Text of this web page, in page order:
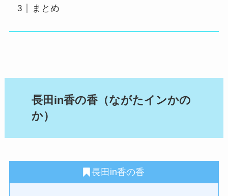
まとめ
長田in香の香（ながたインかの
か）
長田in香の香